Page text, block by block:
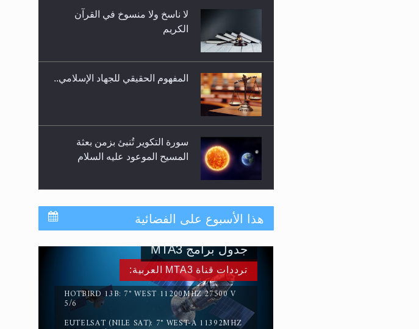
هل يجوز فتح مشروع كوافير نسائي
للمحجبات وغير المحجبات؟
لا ناسخ ولا منسوخ في القرآن
الكريم
المفهوم الحقيقي للجهاد الإسلامي..
سورة التكوير تُنبئ بزمن بعثة
المسيح الموعود عليه السلام
حقيقة المسيح الدجال
القرآن قاضٍ وحكمٌ على السنة
ومهيمنٌ عليها.. ليس العكس
هذا الأسبوع على الفضائية
ترددات قناة MTA3 العربية:
HOTBIRD 13B: 7° WEST 11200MHZ 27500 V
5/6
EUTELSAT (NILE SAT): 7° WEST-A 11392MHZ
جدول برامج MTA3